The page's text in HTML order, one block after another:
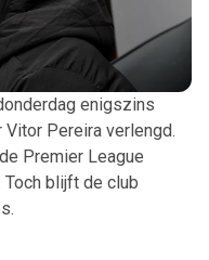
enigszins
Pereira verlengd.
Premier League
Toch blijft de club